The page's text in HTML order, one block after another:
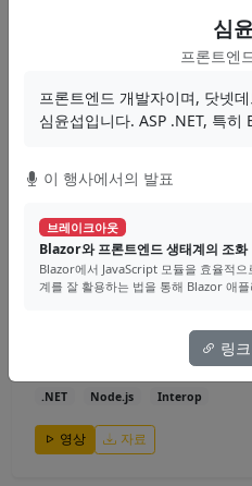
Game Server Network C#
브레이크아웃
.NET+Node.js: 괴롭지
마이크로소프트의 node-api-dotnet
.NET Node.js Interop
영상 자료
심
프론트엔
프론트엔드 개발자이며, 닷넷
심윤섭입니다. ASP .NET, 특
이 행사에서의 발표
브레이크아웃
Blazor와 프론트엔드 생태계의 조화
Blazor에서 JavaScript 모듈을 효율적
계를 잘 활용하는 법을 통해 Blazor 애
링